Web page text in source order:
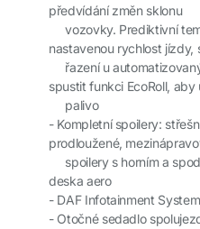
předvídání změn sklonu
vozovky. Prediktivní
nastavenou rychlost jízdy,
řazení u
spustit funkci EcoRoll, aby
palivo
- Kompletní spoilery:
prodloužené,
spoilery s horním a
deska aero
- DAF Infotainment System
- Otočné sedadlo